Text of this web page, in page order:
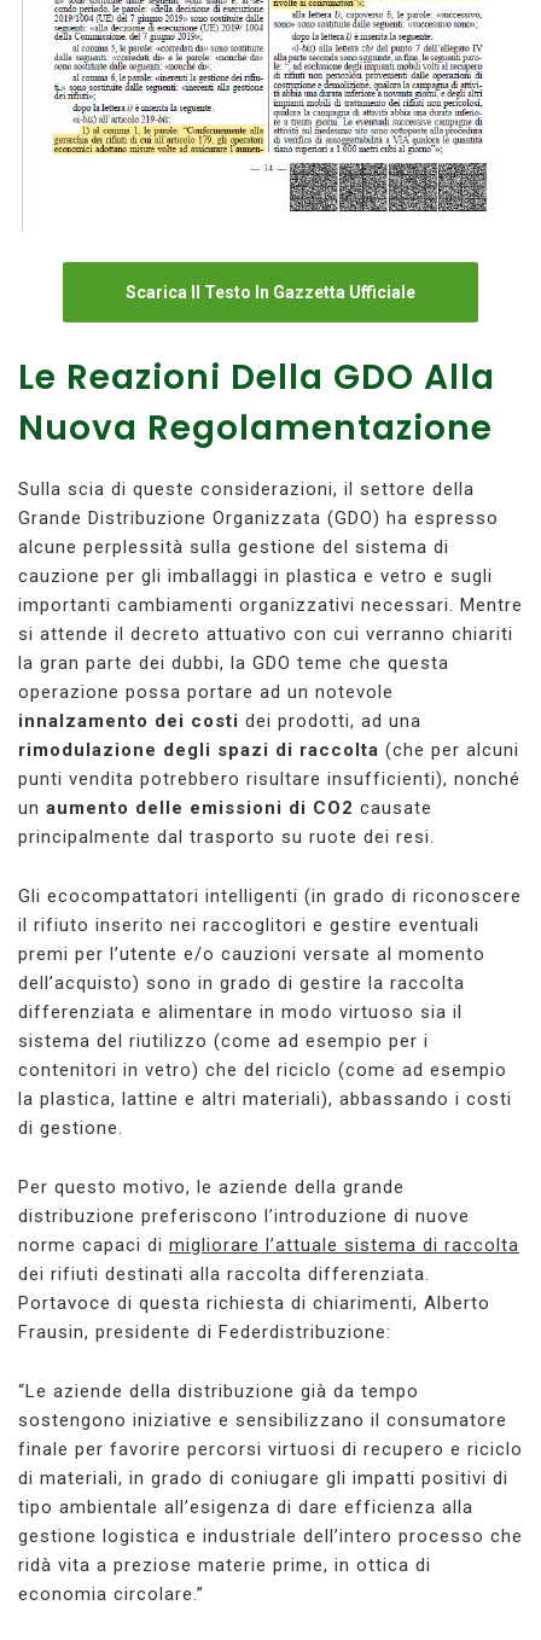
Scarica Il Testo In Gazzetta Ufficiale
Le Reazioni Della GDO Alla
Nuova Regolamentazione
Sulla scia di queste considerazioni, il settore della
Grande Distribuzione Organizzata (GDO) ha espresso
alcune perplessità sulla gestione del sistema di
cauzione per gli imballaggi in plastica e vetro e sugli
importanti cambiamenti organizzativi necessari. Mentre
si attende il decreto attuativo con cui verranno chiariti
la gran parte dei dubbi, la GDO teme che questa
operazione possa portare ad un notevole
innalzamento dei costi dei prodotti, ad una
rimodulazione degli spazi di raccolta (che per alcuni
punti vendita potrebbero risultare insufficienti), nonché
un aumento delle emissioni di CO2 causate
principalmente dal trasporto su ruote dei resi.
Gli ecocompattatori intelligenti (in grado di riconoscere
il rifiuto inserito nei raccoglitori e gestire eventuali
premi per l’utente e/o cauzioni versate al momento
dell’acquisto) sono in grado di gestire la raccolta
differenziata e alimentare in modo virtuoso sia il
sistema del riutilizzo (come ad esempio per i
contenitori in vetro) che del riciclo (come ad esempio
la plastica, lattine e altri materiali), abbassando i costi
di gestione.
Per questo motivo, le aziende della grande
distribuzione preferiscono l’introduzione di nuove
norme capaci di migliorare l’attuale sistema di raccolta
dei rifiuti destinati alla raccolta differenziata.
Portavoce di questa richiesta di chiarimenti, Alberto
Frausin, presidente di Federdistribuzione:
“Le aziende della distribuzione già da tempo
sostengono iniziative e sensibilizzano il consumatore
finale per favorire percorsi virtuosi di recupero e riciclo
di materiali, in grado di coniugare gli impatti positivi di
tipo ambientale all’esigenza di dare efficienza alla
gestione logistica e industriale dell’intero processo che
ridà vita a preziose materie prime, in ottica di
economia circolare.”